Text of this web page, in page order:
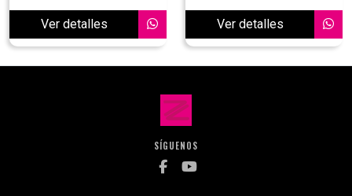
Ver detalles Ver detalles
SÍGUENOS